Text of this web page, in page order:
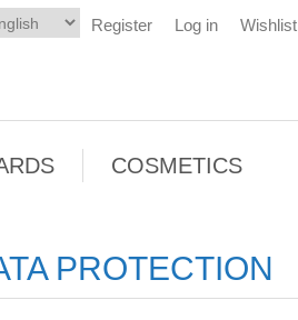
Register Log in Wishlist
COSMETICS
PROTECTION